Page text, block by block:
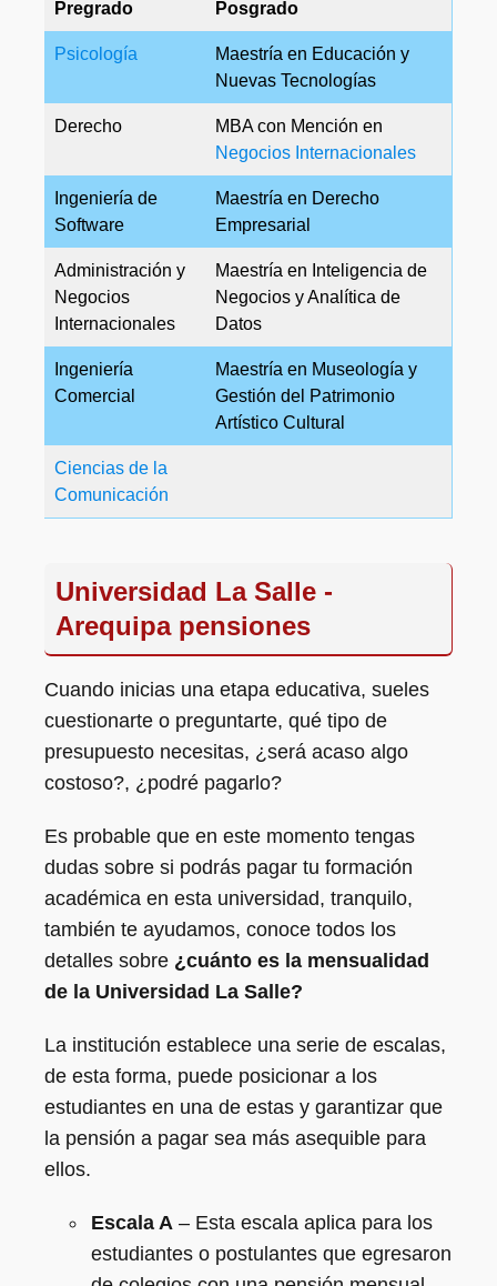
Pregrado Posgrado
Psicología
Maestría en Educación y
Nuevas Tecnologías
Derecho
MBA con Mención en
Negocios Internacionales
Ingeniería de
Software
Maestría en Derecho
Empresarial
Administración y
Negocios
Internacionales
Maestría en Inteligencia de
Negocios y Analítica de
Datos
Ingeniería
Comercial
Maestría en Museología y
Gestión del Patrimonio
Artístico Cultural
Ciencias de la
Comunicación
Universidad La Salle -
Arequipa pensiones
Cuando inicias una etapa educativa, sueles
cuestionarte o preguntarte, qué tipo de
presupuesto necesitas, ¿será acaso algo
costoso?, ¿podré pagarlo?
Es probable que en este momento tengas
dudas sobre si podrás pagar tu formación
académica en esta universidad, tranquilo,
también te ayudamos, conoce todos los
detalles sobre ¿cuánto es la mensualidad
de la Universidad La Salle?
La institución establece una serie de escalas,
de esta forma, puede posicionar a los
estudiantes en una de estas y garantizar que
la pensión a pagar sea más asequible para
ellos.
Escala A – Esta escala aplica para los
estudiantes o postulantes que egresaron